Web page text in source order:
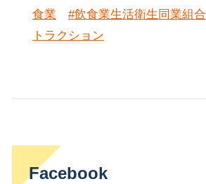
食業
#飲食業生活衛生同業組合
トラクション
Facebook